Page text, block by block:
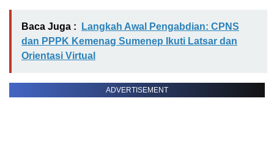
Baca Juga :
Langkah Awal Pengabdian: CPNS
dan PPPK Kemenag Sumenep Ikuti Latsar dan
Orientasi Virtual
ADVERTISEMENT